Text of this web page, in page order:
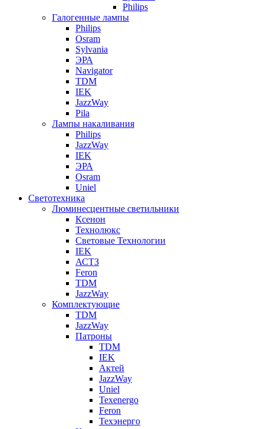
Philips
Галогенные лампы
Philips
Osram
Sylvania
ЭРА
Navigator
TDM
IEK
JazzWay
Pila
Лампы накаливания
Philips
JazzWay
IEK
ЭРА
Osram
Uniel
Светотехника
Люминесцентные светильники
Ксенон
Технолюкс
Световые Технологии
IEK
АСТЗ
Feron
TDM
JazzWay
Комплектующие
TDM
JazzWay
Патроны
TDM
IEK
Актей
JazzWay
Uniel
Texenergo
Feron
Техэнерго